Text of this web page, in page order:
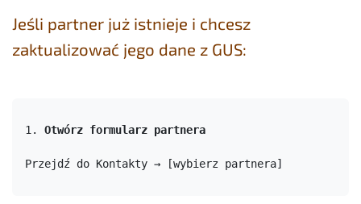
Jeśli partner już istnieje i chcesz
zaktualizować jego dane z GUS:
1. Otwórz formularz partnera
Przejdź do Kontakty → [wybierz partnera]